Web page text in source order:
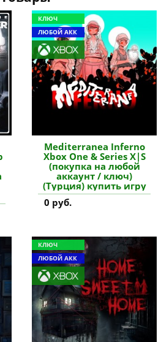
КЛЮЧ
ЛЮБОЙ АКК
Mediterranea Inferno
Xbox One & Series X|S
(покупка на любой
аккаунт / ключ)
(Турция) купить игру
0 руб.
КЛЮЧ
ЛЮБОЙ АКК